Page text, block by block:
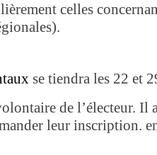
celles
se tiendra les 22 et
de l’électeur.
leur inscription.